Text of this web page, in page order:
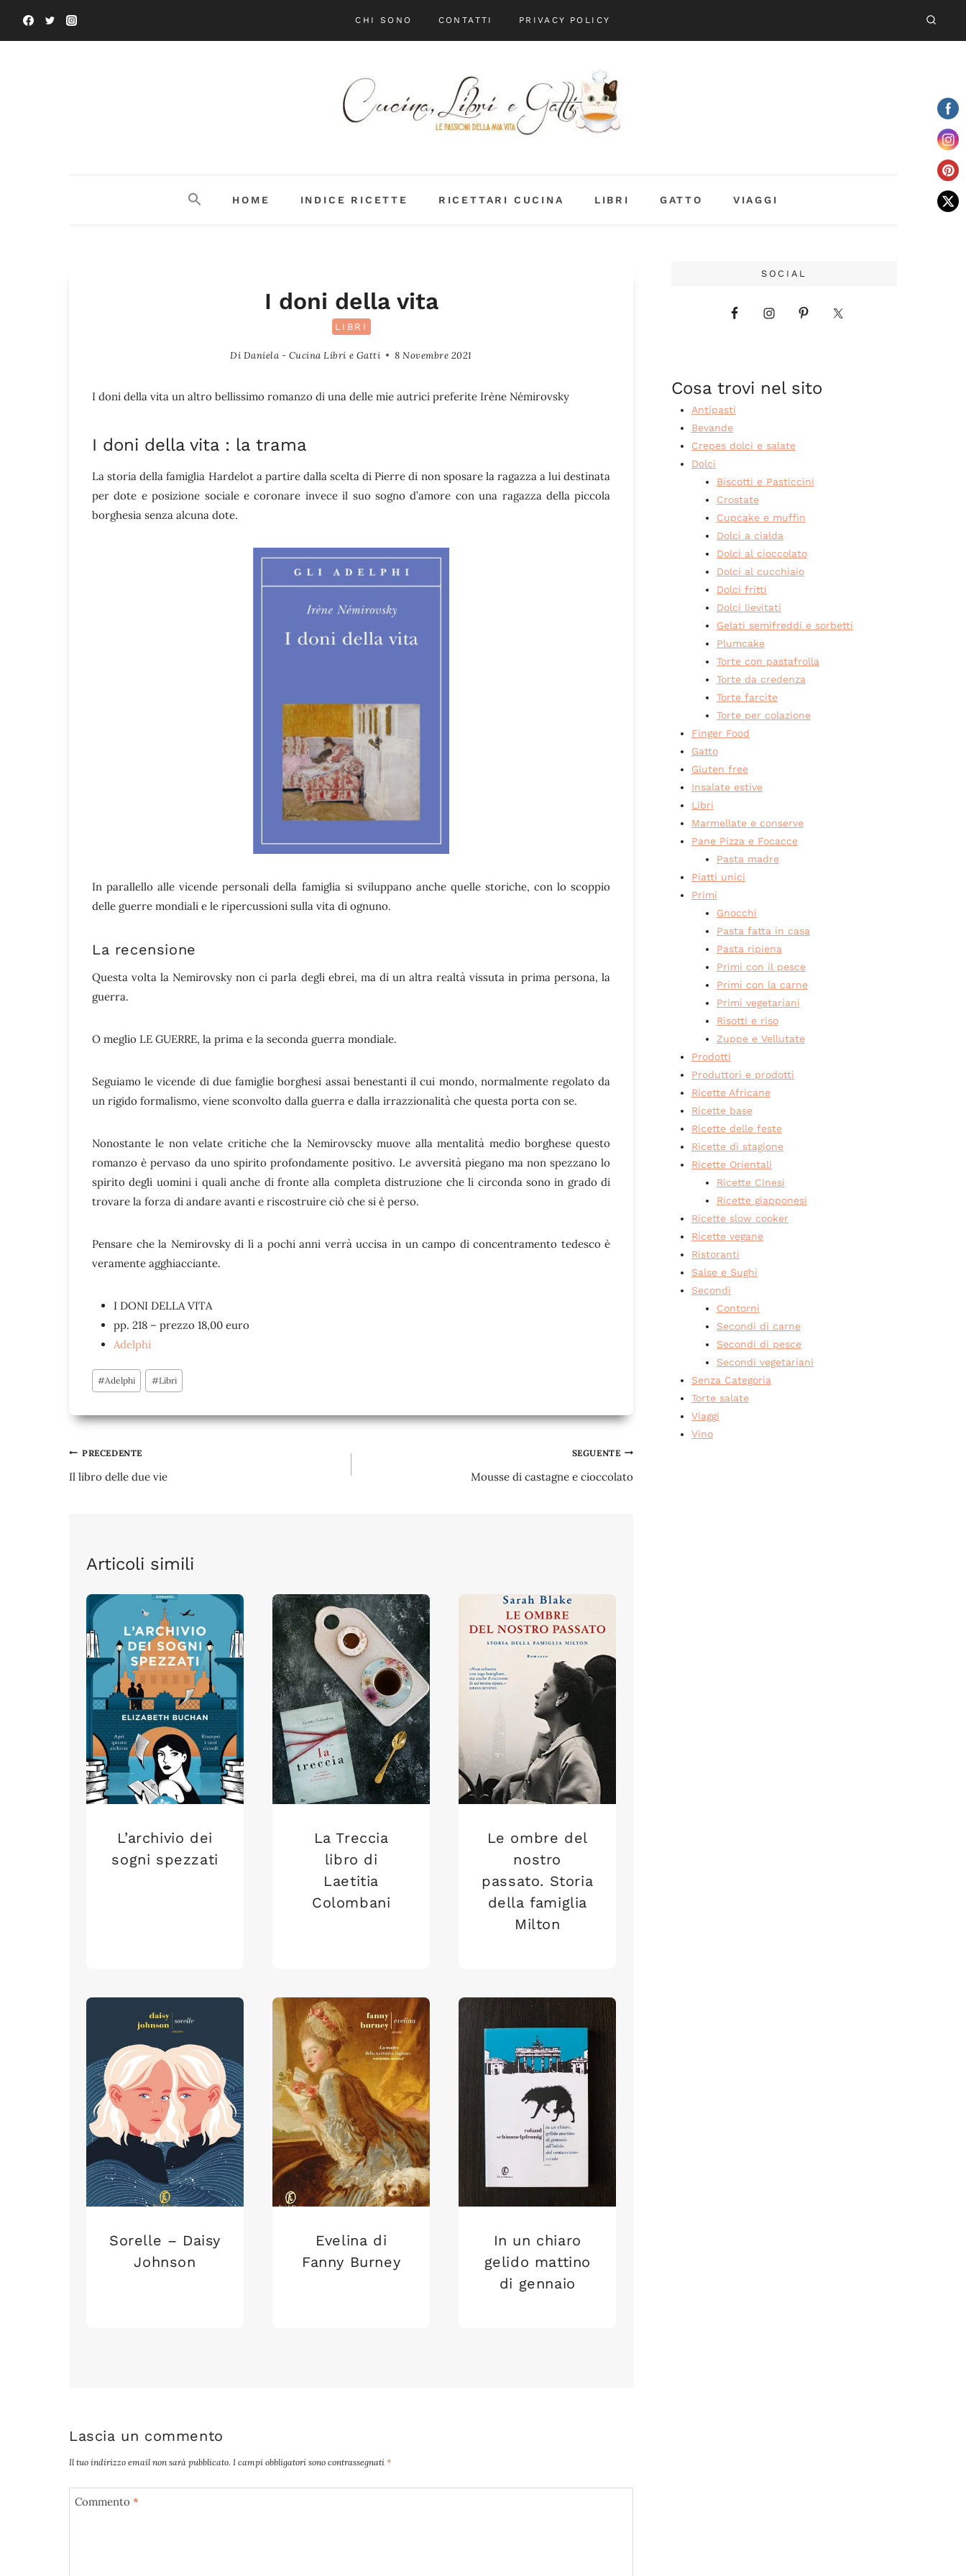
CHI SONO CONTATTI PRIVACY POLICY
HOME INDICE RICETTE RICETTARI CUCINA LIBRI GATTO VIAGGI
I doni della vita
LIBRI
Di Daniela - Cucina Libri e Gatti 8 Novembre 2021
I doni della vita un altro bellissimo romanzo di una delle mie autrici preferite Irène Némirovsky
I doni della vita : la trama
La storia della famiglia Hardelot a partire dalla scelta di Pierre di non sposare la ragazza a lui destinata
per dote e posizione sociale e coronare invece il suo sogno d’amore con una ragazza della piccola
borghesia senza alcuna dote.
In parallello alle vicende personali della famiglia si sviluppano anche quelle storiche, con lo scoppio
delle guerre mondiali e le ripercussioni sulla vita di ognuno.
La recensione
Questa volta la Nemirovsky non ci parla degli ebrei, ma di un altra realtà vissuta in prima persona, la
guerra.
O meglio LE GUERRE, la prima e la seconda guerra mondiale.
Seguiamo le vicende di due famiglie borghesi assai benestanti il cui mondo, normalmente regolato da
un rigido formalismo, viene sconvolto dalla guerra e dalla irrazzionalità che questa porta con se.
Nonostante le non velate critiche che la Nemirovscky muove alla mentalità medio borghese questo
romanzo è pervaso da uno spirito profondamente positivo. Le avversità piegano ma non spezzano lo
spirito degli uomini i quali anche di fronte alla completa distruzione che li circonda sono in grado di
trovare la forza di andare avanti e riscostruire ciò che si è perso.
Pensare che la Nemirovsky di lì a pochi anni verrà uccisa in un campo di concentramento tedesco è
veramente agghiacciante.
I DONI DELLA VITA
pp. 218 – prezzo 18,00 euro
Adelphi
Tag
articolo:
#Adelphi #Libri
Navigazione
articoli
PRECEDENTE
Il libro delle due vie
SEGUENTE
Mousse di castagne e cioccolato
Articoli simili
L’archivio dei
sogni spezzati
La Treccia
libro di
Laetitia
Colombani
Le ombre del
nostro
passato. Storia
della famiglia
Milton
Sorelle – Daisy
Johnson
Evelina di
Fanny Burney
In un chiaro
gelido mattino
di gennaio
Lascia un commento
Il tuo indirizzo email non sarà pubblicato. I campi obbligatori sono contrassegnati *
Commento *
SOCIAL
Cosa trovi nel sito
Antipasti
Bevande
Crepes dolci e salate
Dolci
Biscotti e Pasticcini
Crostate
Cupcake e muffin
Dolci a cialda
Dolci al cioccolato
Dolci al cucchiaio
Dolci fritti
Dolci lievitati
Gelati semifreddi e sorbetti
Plumcake
Torte con pastafrolla
Torte da credenza
Torte farcite
Torte per colazione
Finger Food
Gatto
Gluten free
Insalate estive
Libri
Marmellate e conserve
Pane Pizza e Focacce
Pasta madre
Piatti unici
Primi
Gnocchi
Pasta fatta in casa
Pasta ripiena
Primi con il pesce
Primi con la carne
Primi vegetariani
Risotti e riso
Zuppe e Vellutate
Prodotti
Produttori e prodotti
Ricette Africane
Ricette base
Ricette delle feste
Ricette di stagione
Ricette Orientali
Ricette Cinesi
Ricette giapponesi
Ricette slow cooker
Ricette vegane
Ristoranti
Salse e Sughi
Secondi
Contorni
Secondi di carne
Secondi di pesce
Secondi vegetariani
Senza Categoria
Torte salate
Viaggi
Vino